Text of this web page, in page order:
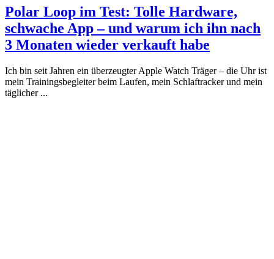
Polar Loop im Test: Tolle Hardware,
schwache App – und warum ich ihn nach
3 Monaten wieder verkauft habe
Ich bin seit Jahren ein überzeugter Apple Watch Träger – die Uhr ist
mein Trainingsbegleiter beim Laufen, mein Schlaftracker und mein
täglicher ...